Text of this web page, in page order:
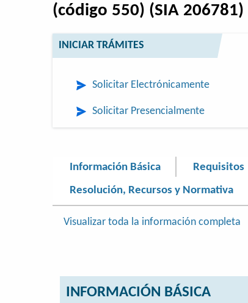
(código 550) (SIA 206781)
INICIAR TRÁMITES
Solicitar Electrónicamente
Solicitar Presencialmente
Información Básica Requisitos
Resolución, Recursos y Normativa
Visualizar toda la información completa
INFORMACIÓN BÁSICA